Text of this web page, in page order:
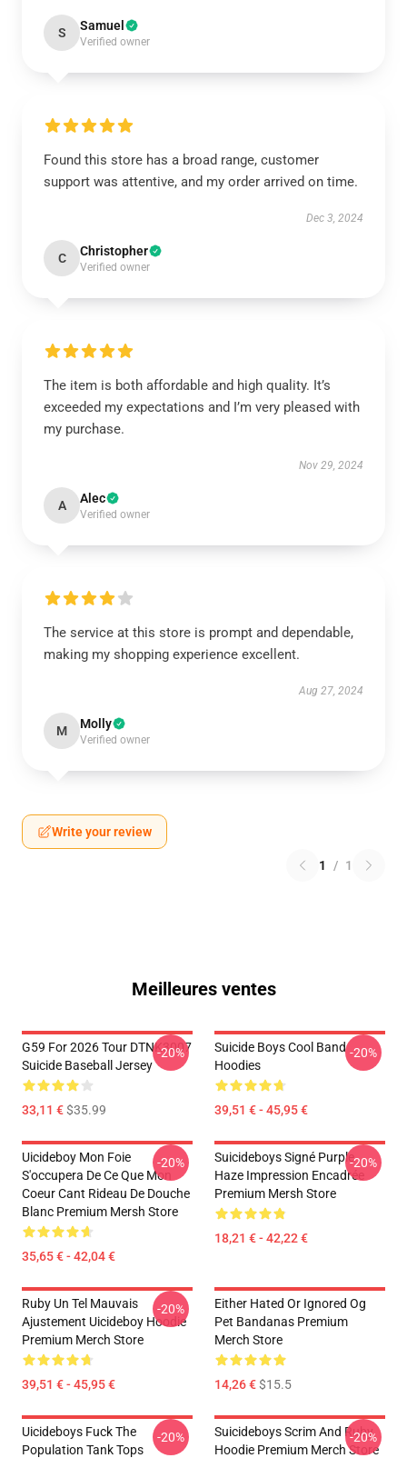
S Samuel
Verified owner
Found this store has a broad range, customer
support was attentive, and my order arrived on time.
Dec 3, 2024
C Christopher
Verified owner
The item is both affordable and high quality. It’s
exceeded my expectations and I’m very pleased with
my purchase.
Nov 29, 2024
A Alec
Verified owner
The service at this store is prompt and dependable,
making my shopping experience excellent.
Aug 27, 2024
M Molly
Verified owner
Write your review
1 / 1
Meilleures ventes
G59 For 2026 Tour DTNK3007
Suicide Baseball Jersey
33,11 €$35.99
-20%
Suicide Boys Cool Band
Hoodies
39,51 € - 45,95 €
-20%
Uicideboy Mon Foie
S'occupera De Ce Que Mon
Coeur Cant Rideau De Douche
Blanc Premium Mersh Store
35,65 € - 42,04 €
-20%
Suicideboys Signé Purple
Haze Impression Encadrée
Premium Mersh Store
18,21 € - 42,22 €
-20%
Ruby Un Tel Mauvais
Ajustement Uicideboy Hoodie
Premium Merch Store
39,51 € - 45,95 €
-20%
Either Hated Or Ignored Og
Pet Bandanas Premium
Merch Store
14,26 €$15.5
Uicideboys Fuck The
Population Tank Tops
-20%
Suicideboys Scrim And Ruby
Hoodie Premium Merch Store
-20%